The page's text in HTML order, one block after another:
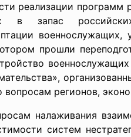
реализации
в запас
прошли
регионов,
налаживания
систем